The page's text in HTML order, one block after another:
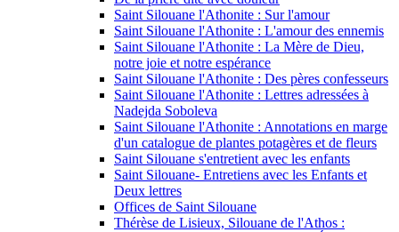
Saint Silouane l'Athonite : Sur l'amour
Saint Silouane l'Athonite : L'amour des ennemis
Saint Silouane l'Athonite : La Mère de Dieu,
notre joie et notre espérance
Saint Silouane l'Athonite : Des pères confesseurs
Saint Silouane l'Athonite : Lettres adressées à
Nadejda Soboleva
Saint Silouane l'Athonite : Annotations en marge
d'un catalogue de plantes potagères et de fleurs
Saint Silouane s'entretient avec les enfants
Saint Silouane- Entretiens avec les Enfants et
Deux lettres
Offices de Saint Silouane
Thérèse de Lisieux, Silouane de l'Athos :